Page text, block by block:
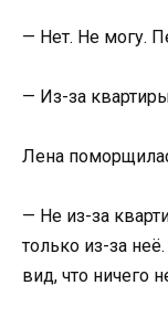
— Нет. Не могу.
— Из-за
Лена
— Не из-за
только из-за
вид, что ничего